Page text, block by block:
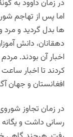
در زمان داوود به
اما پس از تهاجم
ها بدل گردید و مرد
دهقانان، دانش
اخبار آن بودند.
افغانستان و جهان
در زمان تجاوز
رسانی داشت و